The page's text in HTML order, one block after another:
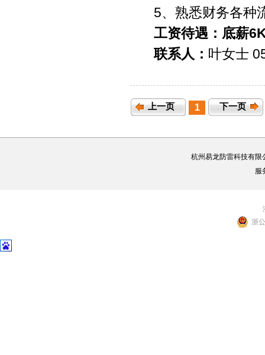
5、熟悉财务各种
工资待遇： 底薪
联系人： 叶女士
上一页 1 下一页
杭州易龙防雷科技有限
服
浙